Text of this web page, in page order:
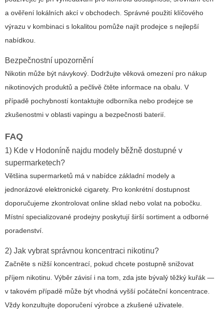
a ověření lokálních akcí v obchodech. Správné použití klíčového
výrazu v kombinaci s lokalitou pomůže najít prodejce s nejlepší
nabídkou.
Bezpečnostní upozornění
Nikotin může být návykový. Dodržujte věková omezení pro nákup
nikotinových produktů a pečlivě čtěte informace na obalu. V
případě pochybností kontaktujte odborníka nebo prodejce se
zkušenostmi v oblasti vapingu a bezpečnosti baterií.
FAQ
1) Kde v Hodoníně najdu modely běžně dostupné v
supermarketech?
Většina supermarketů má v nabídce základní modely a
jednorázové elektronické cigarety. Pro konkrétní dostupnost
doporučujeme zkontrolovat online sklad nebo volat na pobočku.
Místní specializované prodejny poskytují širší sortiment a odborné
poradenství.
2) Jak vybrat správnou koncentraci nikotinu?
Začněte s nižší koncentrací, pokud chcete postupně snižovat
příjem nikotinu. Výběr závisí i na tom, zda jste bývalý těžký kuřák —
v takovém případě může být vhodná vyšší počáteční koncentrace.
Vždy konzultujte doporučení výrobce a zkušené uživatele.